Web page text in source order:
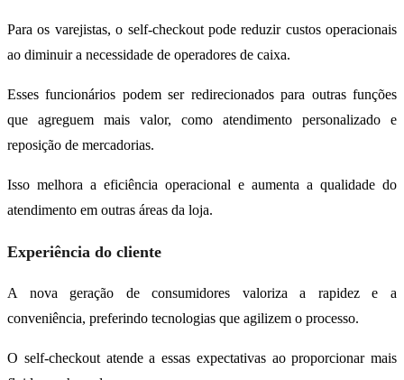
Para os varejistas, o self-checkout pode reduzir custos operacionais
ao diminuir a necessidade de operadores de caixa.
Esses funcionários podem ser redirecionados para outras funções
que agreguem mais valor, como atendimento personalizado e
reposição de mercadorias.
Isso melhora a eficiência operacional e aumenta a qualidade do
atendimento em outras áreas da loja.
Experiência do cliente
A nova geração de consumidores valoriza a rapidez e a
conveniência, preferindo tecnologias que agilizem o processo.
O self-checkout atende a essas expectativas ao proporcionar mais